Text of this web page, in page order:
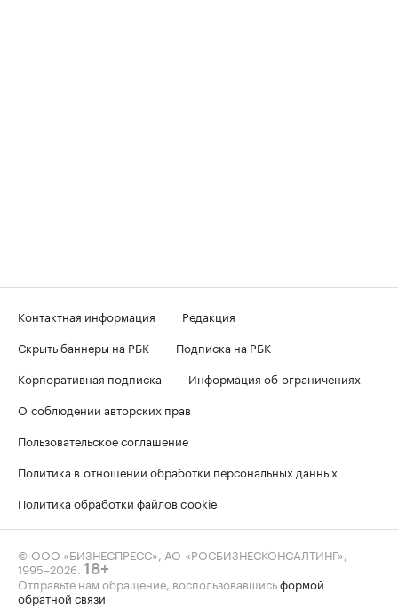
Контактная информация
Редакция
Скрыть баннеры на РБК
Подписка на РБК
Корпоративная подписка
Информация об ограничениях
О соблюдении авторских прав
Пользовательское соглашение
Политика в отношении обработки персональных данных
Политика обработки файлов cookie
© ООО «БИЗНЕСПРЕСС», АО «РОСБИЗНЕСКОНСАЛТИНГ»,
1995–2026 18+
Отправьте нам обращение, воспользовавшисьформой
обратной связи